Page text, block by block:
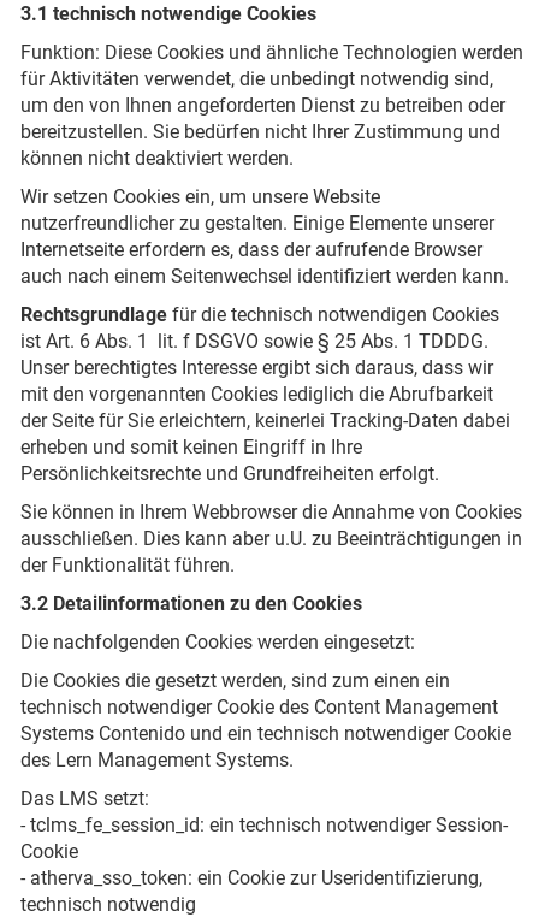
3.1 technisch notwendige Cookies
Funktion: Diese Cookies und ähnliche Technologien werden
für Aktivitäten verwendet, die unbedingt notwendig sind,
um den von Ihnen angeforderten Dienst zu betreiben oder
bereitzustellen. Sie bedürfen nicht Ihrer Zustimmung und
können nicht deaktiviert werden.
Wir setzen Cookies ein, um unsere Website
nutzerfreundlicher zu gestalten. Einige Elemente unserer
Internetseite erfordern es, dass der aufrufende Browser
auch nach einem Seitenwechsel identifiziert werden kann.
Rechtsgrundlage für die technisch notwendigen Cookies
ist Art. 6 Abs. 1 lit. f DSGVO sowie § 25 Abs. 1 TDDDG.
Unser berechtigtes Interesse ergibt sich daraus, dass wir
mit den vorgenannten Cookies lediglich die Abrufbarkeit
der Seite für Sie erleichtern, keinerlei Tracking-Daten dabei
erheben und somit keinen Eingriff in Ihre
Persönlichkeitsrechte und Grundfreiheiten erfolgt.
Sie können in Ihrem Webbrowser die Annahme von Cookies
ausschließen. Dies kann aber u.U. zu Beeinträchtigungen in
der Funktionalität führen.
3.2 Detailinformationen zu den Cookies
Die nachfolgenden Cookies werden eingesetzt:
Die Cookies die gesetzt werden, sind zum einen ein
technisch notwendiger Cookie des Content Management
Systems Contenido und ein technisch notwendiger Cookie
des Lern Management Systems.
Das LMS setzt:
- tclms_fe_session_id: ein technisch notwendiger Session-
Cookie
- atherva_sso_token: ein Cookie zur Useridentifizierung,
technisch notwendig